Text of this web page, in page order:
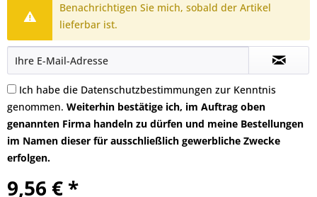
Benachrichtigen Sie mich, sobald der Artikel
lieferbar ist.
Ich habe die Datenschutzbestimmungen zur Kenntnis
genommen. Weiterhin bestätige ich, im Auftrag oben
genannten Firma handeln zu dürfen und meine Bestellungen
im Namen dieser für ausschließlich gewerbliche Zwecke
erfolgen.
9,56 € *